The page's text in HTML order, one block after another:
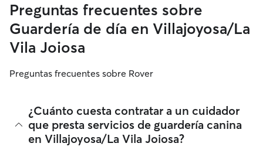
Preguntas frecuentes sobre
Guardería de día en Villajoyosa/La
Vila Joiosa
Preguntas frecuentes sobre Rover
¿Cuánto cuesta contratar a un cuidador
que presta servicios de guardería canina
en Villajoyosa/La Vila Joiosa?